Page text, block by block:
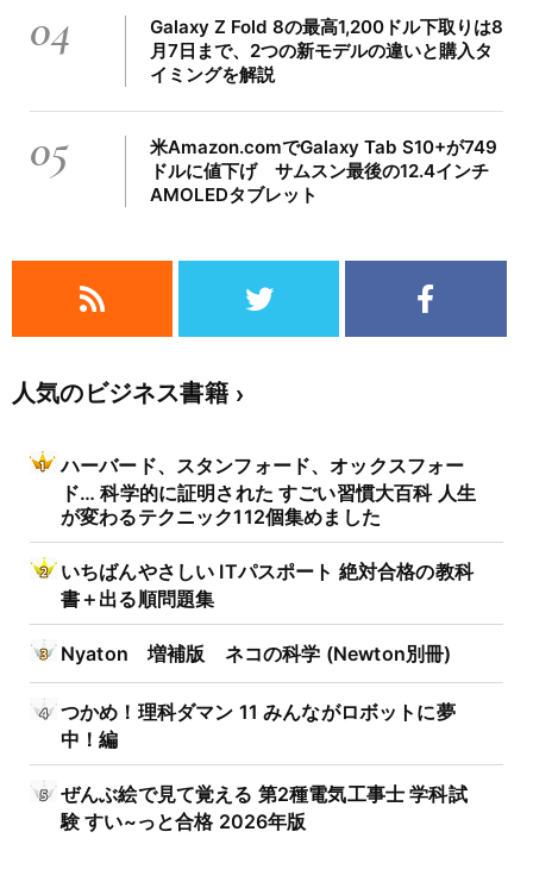
04
Galaxy Z Fold 8の最高1,200ドル下取りは8
月7日まで、2つの新モデルの違いと購入タ
イミングを解説
05
米Amazon.comでGalaxy Tab S10+が749
ドルに値下げ サムスン最後の12.4インチ
AMOLEDタブレット
人気のビジネス書籍
ハーバード、スタンフォード、オックスフォー
ド… 科学的に証明された すごい習慣大百科 人生
が変わるテクニック112個集めました
いちばんやさしい ITパスポート 絶対合格の教科
書＋出る順問題集
Nyaton 増補版 ネコの科学 (Newton別冊)
つかめ！理科ダマン 11 みんながロボットに夢
中！編
ぜんぶ絵で見て覚える 第2種電気工事士 学科試
験 すい~っと合格 2026年版